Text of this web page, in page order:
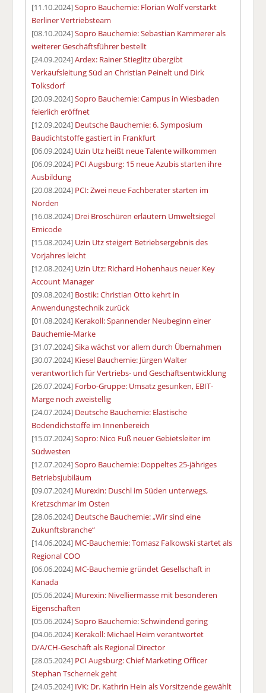
[11.10.2024]Sopro Bauchemie: Florian Wolf verstärkt
Berliner Vertriebsteam
[08.10.2024]Sopro Bauchemie: Sebastian Kammerer als
weiterer Geschäftsführer bestellt
[24.09.2024]Ardex: Rainer Stieglitz übergibt
Verkaufsleitung Süd an Christian Peinelt und Dirk
Tolksdorf
[20.09.2024]Sopro Bauchemie: Campus in Wiesbaden
feierlich eröffnet
[12.09.2024] Deutsche Bauchemie: 6. Symposium
Baudichtstoffe gastiert in Frankfurt
[06.09.2024] Uzin Utz heißt neue Talente willkommen
[06.09.2024] PCI Augsburg: 15 neue Azubis starten ihre
Ausbildung
[20.08.2024] PCI: Zwei neue Fachberater starten im
Norden
[16.08.2024] Drei Broschüren erläutern Umweltsiegel
Emicode
[15.08.2024] Uzin Utz steigert Betriebsergebnis des
Vorjahres leicht
[12.08.2024] Uzin Utz: Richard Hohenhaus neuer Key
Account Manager
[09.08.2024] Bostik: Christian Otto kehrt in
Anwendungstechnik zurück
[01.08.2024] Kerakoll: Spannender Neubeginn einer
Bauchemie-Marke
[31.07.2024]Sika wächst vor allem durch Übernahmen
[30.07.2024] Kiesel Bauchemie: Jürgen Walter
verantwortlich für Vertriebs- und Geschäftsentwicklung
[26.07.2024] Forbo-Gruppe: Umsatz gesunken, EBIT-
Marge noch zweistellig
[24.07.2024] Deutsche Bauchemie: Elastische
Bodendichstoffe im Innenbereich
[15.07.2024]Sopro: Nico Fuß neuer Gebietsleiter im
Südwesten
[12.07.2024]Sopro Bauchemie: Doppeltes 25-jähriges
Betriebsjubiläum
[09.07.2024] Murexin: Duschl im Süden unterwegs,
Kretzschmar im Osten
[28.06.2024] Deutsche Bauchemie: „Wir sind eine
Zukunftsbranche“
[14.06.2024] MC-Bauchemie: Tomasz Falkowski startet als
Regional COO
[06.06.2024] MC-Bauchemie gründet Gesellschaft in
Kanada
[05.06.2024] Murexin: Nivelliermasse mit besonderen
Eigenschaften
[05.06.2024]Sopro Bauchemie: Schwindend gering
[04.06.2024] Kerakoll: Michael Heim verantwortet
D/A/CH-Geschäft als Regional Director
[28.05.2024] PCI Augsburg: Chief Marketing Officer
Stephan Tschernek geht
[24.05.2024] IVK: Dr. Kathrin Hein als Vorsitzende gewählt